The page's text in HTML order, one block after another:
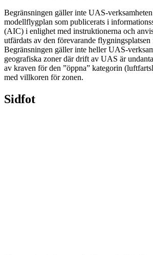
Begränsningen gäller inte UAS-
modellflygplan som publicerats i
(AIC) i enlighet med instruktionerna och
utfärdats av den förevarande
Begränsningen gäller inte heller UAS-
geografiska zoner där drift av UAS är
av kraven för den ”öppna” kategorin
med villkoren för zonen.
Sidfot